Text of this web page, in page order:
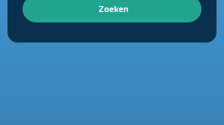
Zoeken